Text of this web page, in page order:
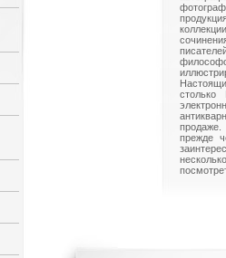
столько
прежде